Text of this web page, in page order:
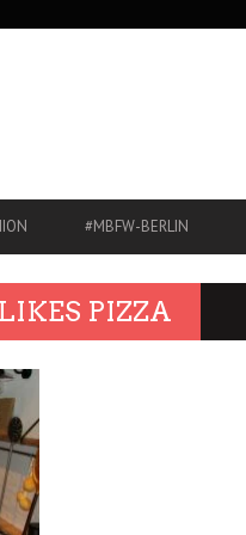
#MBFW-BERLIN
PIZZA